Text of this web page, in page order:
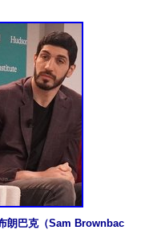
朗巴克（Sam Brownbac